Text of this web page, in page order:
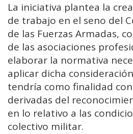
La iniciativa plantea la
de trabajo en el seno del
de las Fuerzas Armadas,
de las asociaciones
elaborar la normativa
aplicar dicha
tendría como finalidad
derivadas del
en lo relativo a las
colectivo militar.